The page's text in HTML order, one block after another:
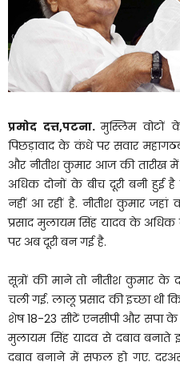
प्रमोद दत्त,पटना.मुस्लिम वोटों
पिछड़ावाद के कंधे पर सवार
और नीतीश कुमार आज की
अधिक दोनों के बीच दूरी बनी
नहीं आ रहीं है. नीतीश कुमार
प्रसाद मुलायम सिंह यादव के
पर अब दूरी बन गई है.
सूत्रों की माने तो नीतीश कुमार के
चली गई. लालू प्रसाद की इच्छा थी
शेष 18-23 सीटें एनसीपी और सपा
मुलायम सिंह यादव से दबाव
दबाव बनाने में सफल हो गए.